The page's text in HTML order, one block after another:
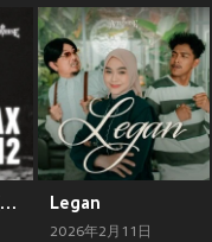
Dada x Kalah 2 (Live) Legan
2026年2月11日